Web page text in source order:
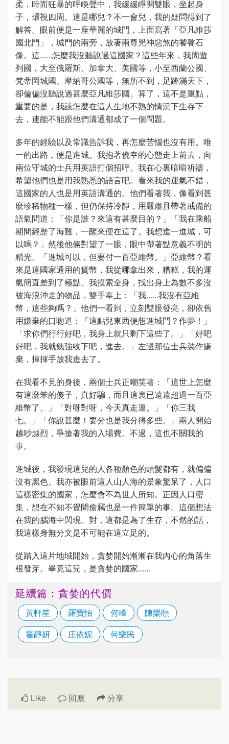
柔，時而狂暴的呼喚聲中，我緩緩睜開雙眼，坐起身
子，環視四周。這是哪兒？不一會兒，我的疑問得到了
解答。眼前便是一座華麗的城門，上面寫著「亞凡維莎
國北門」，城門的兩旁，放著兩尊兇神惡煞的饕餮石
像。這......怎麼我沒聽說過這國家？這些年來，我周遊
列國，大至俄羅斯、加拿大、美國等，小至西蘭公國、
梵蒂岡城國、摩納哥公國等，無所不到，足跡滿天下，
卻偏偏沒聽說過甚麼亞凡維莎國。算了，這不是重點，
重要的是，我該怎麼在這人生地不熟的情況下生存下
去，連能不能跟他們溝通都成了一個問題。
多年的經驗以及常識告訴我，再怎麼苦惱也沒有用。唯
一的出路，便是進城。我抱著僥幸的心態走上前去，向
兩位守城的士兵用英語打個招呼。我在心裏暗暗祈禱，
希望他們也是用我熟悉的語言吧。看來我的運氣不錯，
這國家的人也是用英語溝通的。他們看著我，像看到甚
麼珍稀物種一樣，但仍保持冷靜，用嚴肅且帶著戒備的
語氣問道：「你是誰？來這有甚麼目的？」「我在乘船
期間經歷了海難，一醒來便在這了。我想進一進城，可
以嗎？」然後他倆對望了一眼，眼中帶著點意義不明的
精光。「進城可以，但要付一百亞維幣。」亞維幣？看
來是這國家通用的貨幣，我從哪拿出來，糟糕，我的運
氣簡直差到了極點。我摸索全身，找出身上為數不多沒
被海浪沖走的物品，雙手奉上：「我......我沒有亞維
幣，這些夠嗎？」他們一看到，立刻雙眼發亮，卻依舊
用嫌棄的口吻道：「這點兒東西便想進城門？作夢！」
「求你們行行好吧，我身上就只剩下這些了。」「好吧
好吧，我就勉強收下吧，進去。」左邊那位士兵裝作嫌
棄，揮揮手放我進去了。
在我看不見的身後，兩個士兵正嘲笑著：「這世上怎麼
有這麼笨的傻子，真好騙，而且這裏已遠遠超過一百亞
維幣了。」「對呀對呀，今天真走運。」「你三我
七。」「你說甚麼！要分也是我分得多些。」兩人開始
越吵越烈，爭搶著我的入場費。不過，這也不關我的
事。
進城後，我發現這兒的人各種顏色的頭髮都有，就偏偏
沒有黑色。我亦被眼前這人山人海的景象驚呆了，人口
這樣密集的國家，怎麼會不為世人所知。正因人口密
集，想在不知不覺間偷竊也是一件簡單的事。這個想法
在我的腦海中閃現。對，這都是為了生存，不然的話，
我這樣身無分文是不可能在這立足的。
從踏入這片地域開始，貪婪開始漸漸在我內心的角落生
根發芽。畢竟這兒，是貪婪的國家......
延續篇：貪婪的代價
黃軒笙 羅寶怡 何峰
陳樂頤
霍靜妍
庄依鈮 何樂民
Like 回應 分享